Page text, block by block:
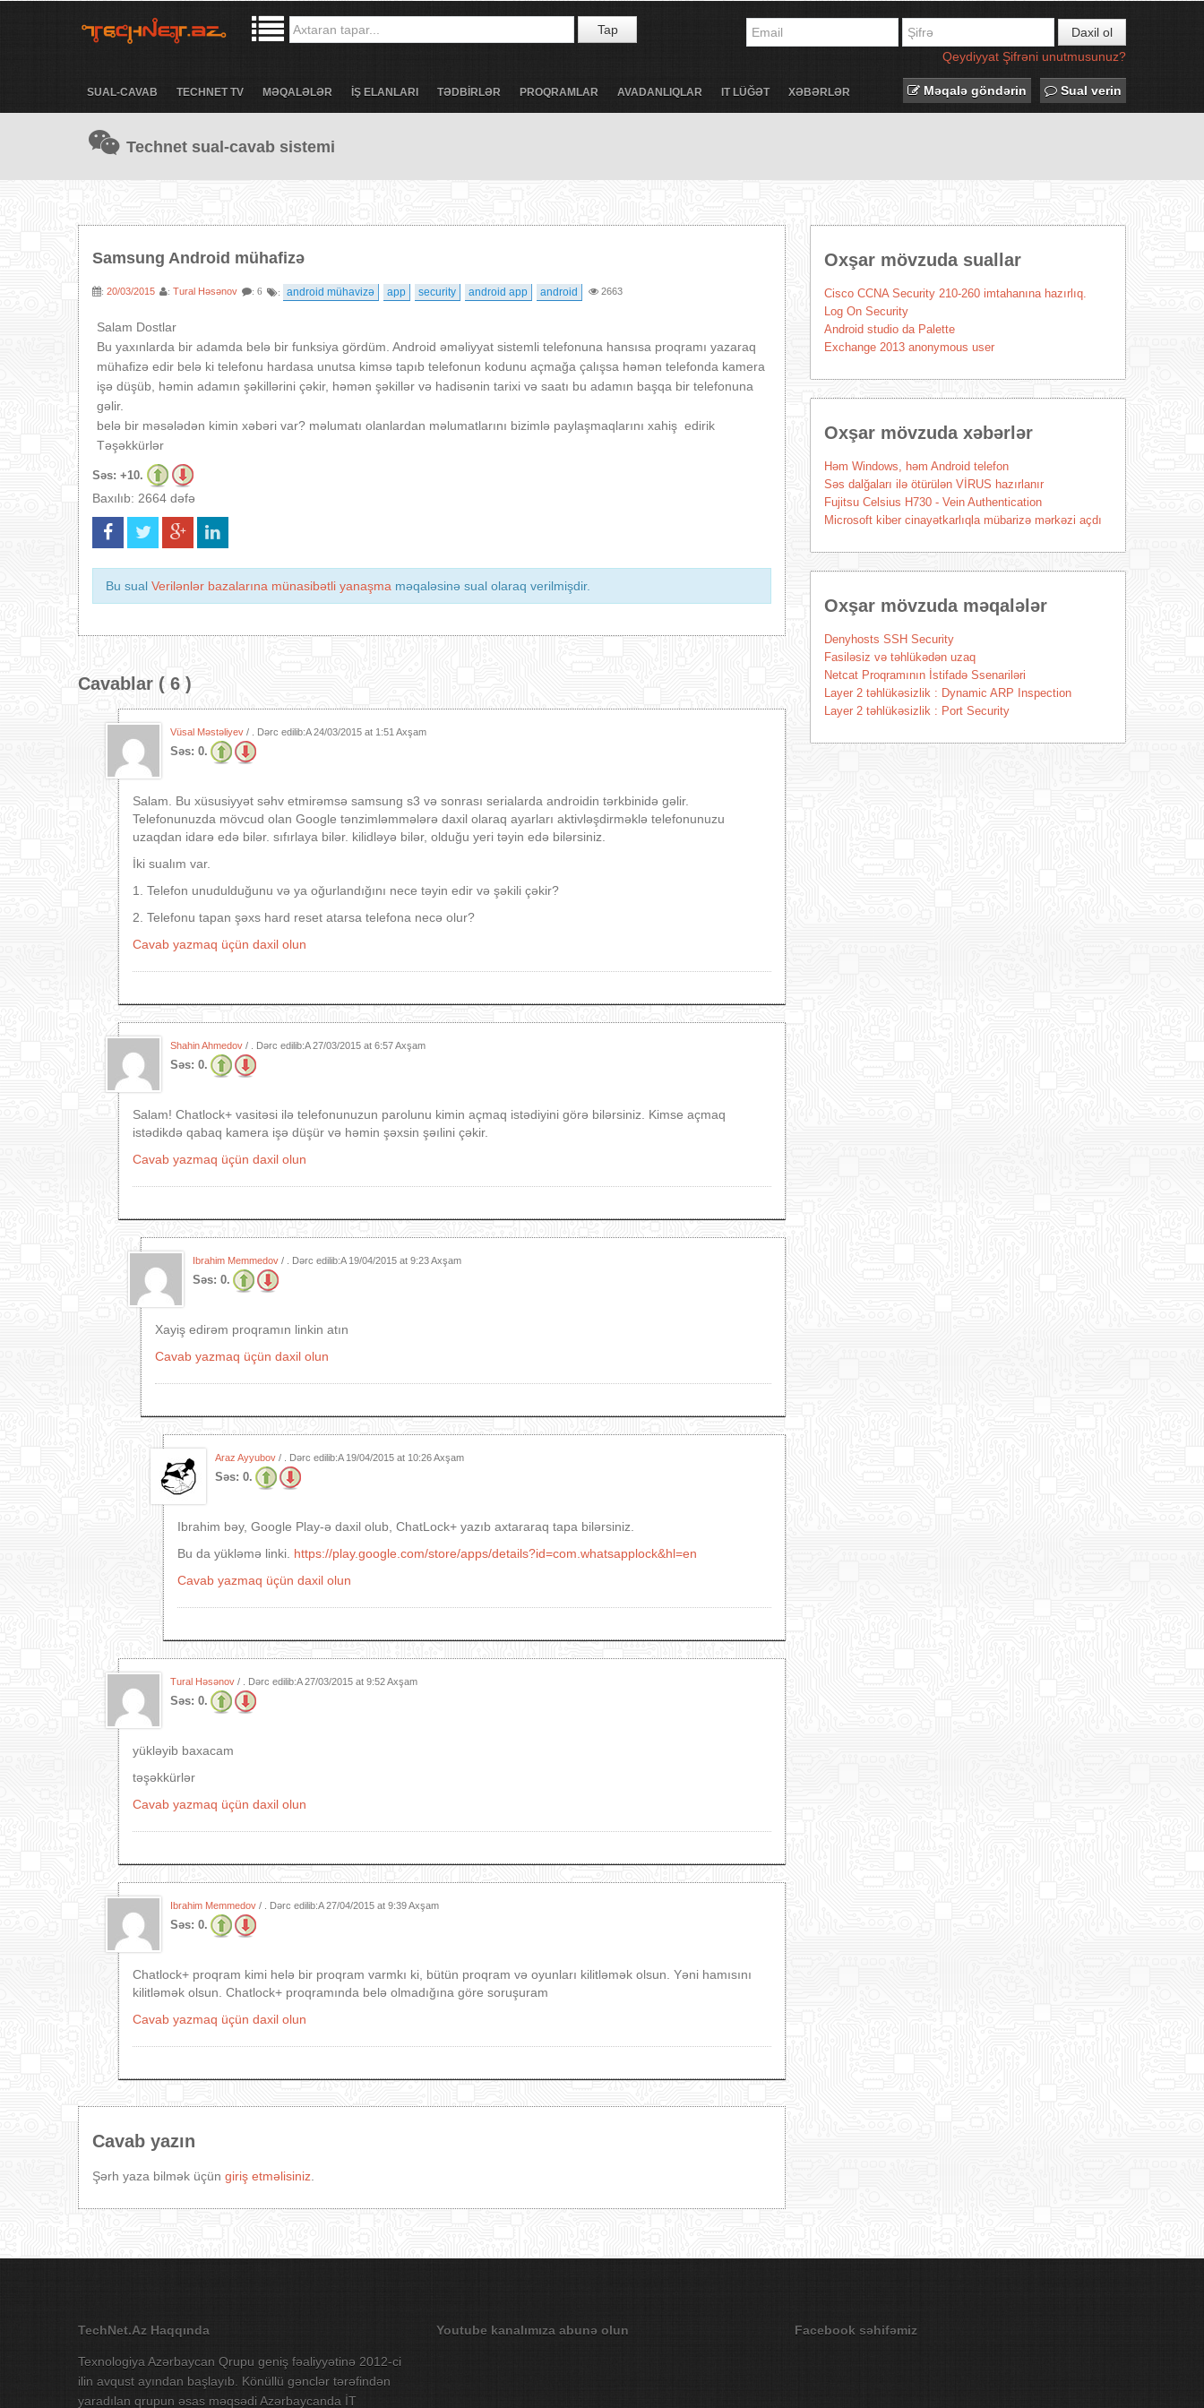
Tap
Daxil ol
Qeydiyyat Şifrəni unutmusunuz?
SUAL-CAVAB TECHNET TV MƏQALƏLƏR İŞ ELANLARI TƏDBİRLƏR PROQRAMLAR AVADANLIQLAR IT LÜĞƏT XƏBƏRLƏR Məqalə göndərin Sual verin
Technet sual-cavab sistemi
Samsung Android mühafizə
: 20/03/2015 : Tural Həsənov : 6 : android mühavizə app security android app android 2663
Salam Dostlar
Bu yaxınlarda bir adamda belə bir funksiya gördüm. Android əməliyyat sistemli telefonuna hansısa proqramı yazaraq
mühafizə edir belə ki telefonu hardasa unutsa kimsə tapıb telefonun kodunu açmağa çalışsa həmən telefonda kamera
işə düşüb, həmin adamın şəkillərini çəkir, həmən şəkillər və hadisənin tarixi və saatı bu adamın başqa bir telefonuna
gəlir.
belə bir məsələdən kimin xəbəri var? məlumatı olanlardan məlumatlarını bizimlə paylaşmaqlarını xahiş edirik
Təşəkkürlər
Səs: +10.
Baxılıb: 2664 dəfə
Bu sual Verilənlər bazalarına münasibətli yanaşma məqaləsinə sual olaraq verilmişdir.
Cavablar ( 6 )
Vüsal Məstəliyev / . Dərc edilib:A24/03/2015 at 1:51 Axşam
Səs: 0.
Salam. Bu xüsusiyyət səhv etmirəmsə samsung s3 və sonrası serialarda androidin tərkbinidə gəlir.
Telefonunuzda mövcud olan Google tənzimləmmələrə daxil olaraq ayarları aktivləşdirməklə telefonunuzu
uzaqdan idarə edə bilər. sıfırlaya bilər. kilidləyə bilər, olduğu yeri təyin edə bilərsiniz.
İki sualım var.
1. Telefon unudulduğunu və ya oğurlandığını nece təyin edir və şəkili çəkir?
2. Telefonu tapan şəxs hard reset atarsa telefona necə olur?
Cavab yazmaq üçün daxil olun
Shahin Ahmedov / . Dərc edilib:A27/03/2015 at 6:57 Axşam
Səs: 0.
Salam! Chatlock+ vasitəsi ilə telefonunuzun parolunu kimin açmaq istədiyini görə bilərsiniz. Kimse açmaq
istədikdə qabaq kamera işə düşür və həmin şəxsin şəılini çəkir.
Cavab yazmaq üçün daxil olun
Ibrahim Memmedov / . Dərc edilib:A 19/04/2015 at 9:23 Axşam
Səs: 0.
Xayiş edirəm proqramın linkin atın
Cavab yazmaq üçün daxil olun
Araz Ayyubov / . Dərc edilib:A 19/04/2015 at 10:26 Axşam
Səs: 0.
Ibrahim bəy, Google Play-ə daxil olub, ChatLock+ yazıb axtararaq tapa bilərsiniz.
Bu da yükləmə linki. https://play.google.com/store/apps/details?id=com.whatsapplock&hl=en
Cavab yazmaq üçün daxil olun
Tural Həsənov / . Dərc edilib:A27/03/2015 at 9:52 Axşam
Səs: 0.
yükləyib baxacam
təşəkkürlər
Cavab yazmaq üçün daxil olun
Ibrahim Memmedov / . Dərc edilib:A27/04/2015 at 9:39 Axşam
Səs: 0.
Chatlock+ proqram kimi helə bir proqram varmkı ki, bütün proqram və oyunları kilitləmək olsun. Yəni hamısını
kilitləmək olsun. Chatlock+ proqramında belə olmadığına göre soruşuram
Cavab yazmaq üçün daxil olun
Cavab yazın
Şərh yaza bilmək üçün giriş etməlisiniz
Oxşar mövzuda suallar
Cisco CCNA Security 210-260 imtahanına hazırlıq.
Log On Security
Android studio da Palette
Exchange 2013 anonymous user
Oxşar mövzuda xəbərlər
Həm Windows, həm Android telefon
Səs dalğaları ilə ötürülən VİRUS hazırlanır
Fujitsu Celsius H730 - Vein Authentication
Microsoft kiber cinayətkarlıqla mübarizə mərkəzi açdı
Oxşar mövzuda məqalələr
Denyhosts SSH Security
Fasiləsiz və təhlükədən uzaq
Netcat Proqramının İstifadə Ssenariləri
Layer 2 təhlükəsizlik : Dynamic ARP Inspection
Layer 2 təhlükəsizlik : Port Security
TechNet.Az Haqqında
Texnologiya Azərbaycan Qrupu geniş fəaliyyətinə 2012-ci
ilin avqust ayından başlayıb. Könüllü gənclər tərəfindən
yaradılan qrupun əsas məqsədi Azərbaycanda İT
Youtube kanalımıza abunə olun Facebook səhifəmiz